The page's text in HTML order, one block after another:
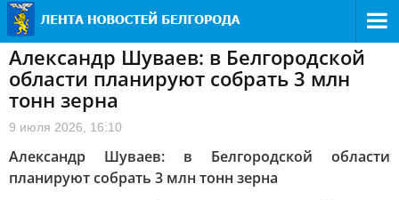
Александр Шуваев: в Белгородской
области планируют собрать 3 млн
тонн зерна
9 июля 2026, 16:10
Александр Шуваев: в Белгородской области
планируют собрать 3 млн тонн зерна